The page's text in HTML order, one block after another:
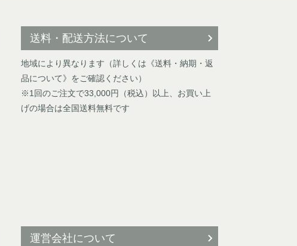
送料・配送方法について
地域により異なります（詳しくは《送料・納期・返
品について》をご確認ください）
※1回のご注文で33,000円（税込）以上、お買い上
げの場合は全国送料無料です
運営会社について